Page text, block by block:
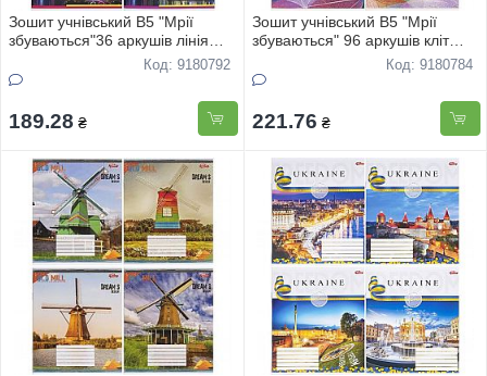
Зошит учнівський В5 "Мрії
збуваються"36 аркушів лінія
офс "Нiчнi мiста" 3634 16шт
Код: 9180792
189.28 ₴
Зошит учнівський В5 "Мрії
збуваються" 96 аркушів кліт
"COPYBOOK" 3790 8штКод: 9180784
221.76 ₴